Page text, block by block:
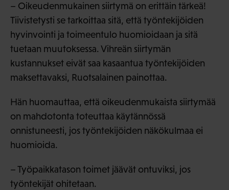
– Oikeudenmukainen siirtymä on erittäin tärkeä!
Tiivistetysti se tarkoittaa sitä, että työntekijöiden
hyvinvointi ja toimeentulo huomioidaan ja sitä
tuetaan muutoksessa. Vihreän siirtymän
kustannukset eivät saa kasaantua työntekijöiden
maksettavaksi, Ruotsalainen painottaa.
Hän huomauttaa, että oikeudenmukaista siirtymää
on mahdotonta toteuttaa käytännössä
onnistuneesti, jos työntekijöiden näkökulmaa ei
huomioida.
– Työpaikkatason toimet jäävät ontuviksi, jos
työntekijät ohitetaan.